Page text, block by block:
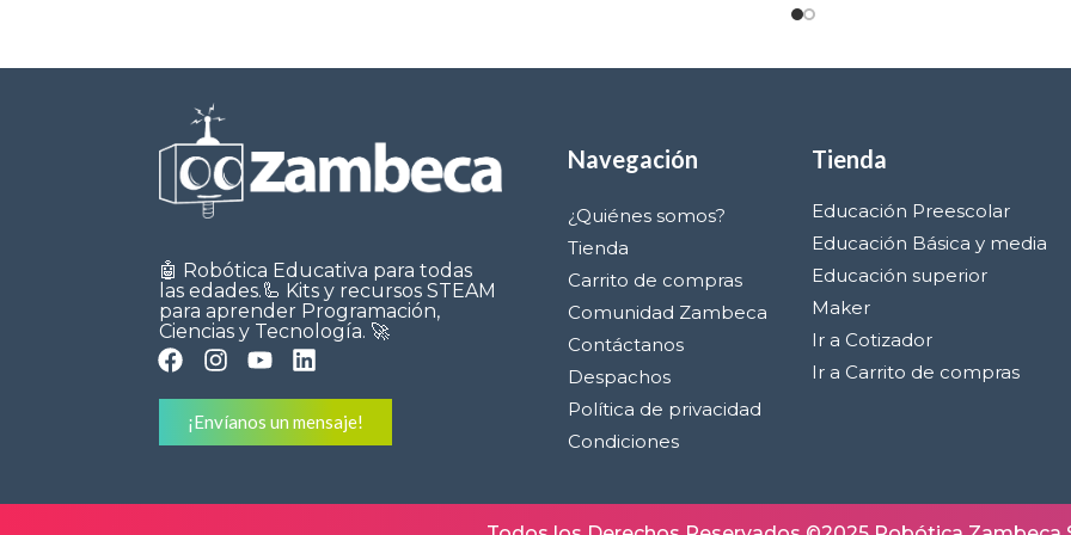
🤖 Robótica Educativa para todas
las edades.🦾 Kits y recursos STEAM
para aprender Programación,
Ciencias y Tecnología. 🚀
¡Envíanos un mensaje!
Navegación
¿Quiénes somos?
Tienda
Carrito de compras
Comunidad Zambeca
Contáctanos
Despachos
Política de privacidad
Condiciones
Tienda
Educación Preescolar
Educación Básica y media
Educación superior
Maker
Ir a Cotizador
Ir a Carrito de compras